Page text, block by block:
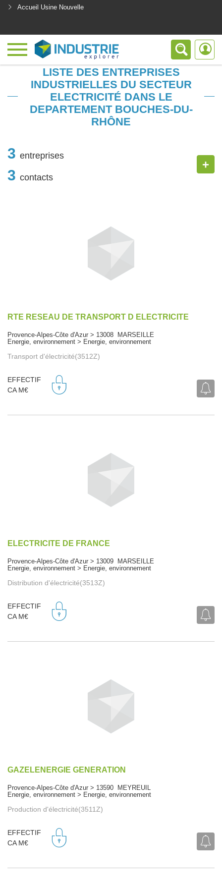
Accueil Usine Nouvelle
LISTE DES ENTREPRISES
INDUSTRIELLES DU SECTEUR
ELECTRICITÉ DANS LE
DEPARTEMENT BOUCHES-DU-
RHÔNE
3 entreprises
3 contacts
+
RTE RESEAU DE TRANSPORT D ELECTRICITE
Provence-Alpes-Côte d'Azur > 13008 MARSEILLE
Energie, environnement > Energie, environnement
Transport d'électricité(3512Z)
EFFECTIF
CA M€
ELECTRICITE DE FRANCE
Provence-Alpes-Côte d'Azur > 13009 MARSEILLE
Energie, environnement > Energie, environnement
Distribution d'électricité(3513Z)
EFFECTIF
CA M€
GAZELENERGIE GENERATION
Provence-Alpes-Côte d'Azur > 13590 MEYREUIL
Energie, environnement > Energie, environnement
Production d'électricité(3511Z)
EFFECTIF
CA M€